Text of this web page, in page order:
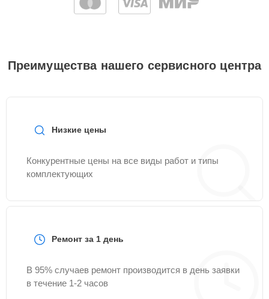
Преимущества нашего сервисного центра
Низкие цены
Конкурентные цены на все виды работ и типы
комплектующих
Ремонт за 1 день
В 95% случаев ремонт производится в день заявки
в течение 1-2 часов